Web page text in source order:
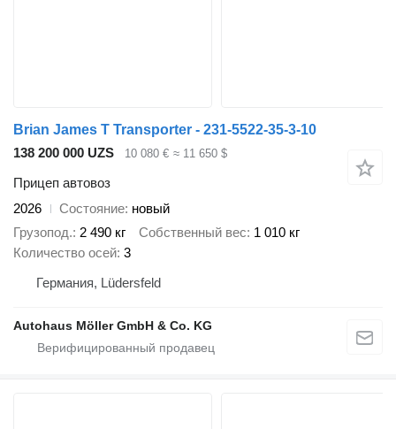
Brian James T Transporter - 231-5522-35-3-10
138 200 000 UZS
10 080 € ≈ 11 650 $
Прицеп автовоз
2026
Состояние новый
Грузопод. 2 490 кг Собственный вес 1 010 кг
Количество осей 3
Германия, Lüdersfeld
Autohaus Möller GmbH & Co. KG